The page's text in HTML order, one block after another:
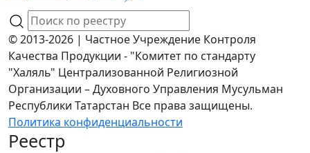
© 2013-2026 | Частное Учреждение Контроля
Качества Продукции - "Комитет по стандарту
"Халяль" Централизованной Религиозной
Организации – Духовного Управления Мусульман
Республики Татарстан Все права защищены.
Политика конфиденциальности
Реестр